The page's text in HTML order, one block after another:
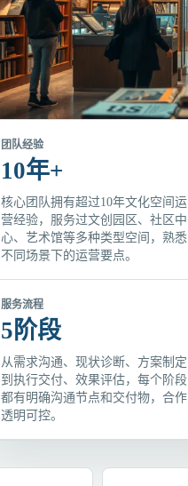
团队经验
10年+
核心团队拥有超过10年文化空间运
营经验，服务过文创园区、社区中
心、艺术馆等多种类型空间，熟悉
不同场景下的运营要点。
服务流程
5阶段
从需求沟通、现状诊断、方案制定
到执行交付、效果评估，每个阶段
都有明确沟通节点和交付物，合作
透明可控。